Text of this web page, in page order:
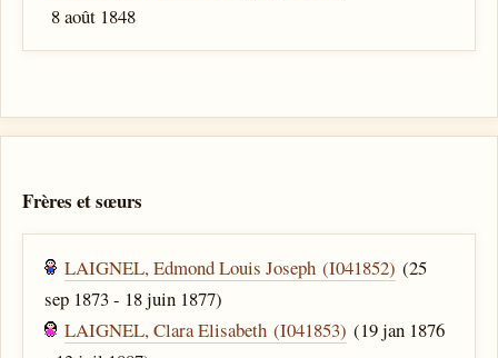
8 août 1848
Frères et sœurs
LAIGNEL, Edmond Louis Joseph (I041852) (25
sep 1873 - 18 juin 1877)
LAIGNEL, Clara Elisabeth (I041853) (19 jan 1876